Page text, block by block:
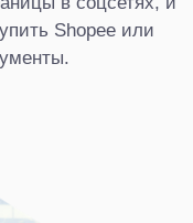
Shopee или